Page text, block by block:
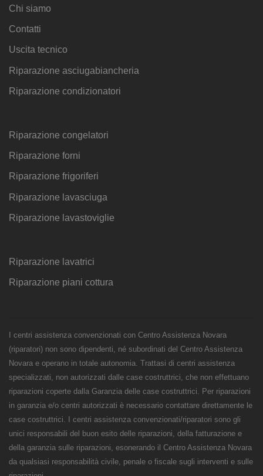
Chi siamo
Contatti
Uscita tecnico
Riparazione asciugabiancheria
Riparazione condizionatori
Riparazione congelatori
Riparazione forni
Riparazione frigoriferi
Riparazione lavasciuga
Riparazione lavastoviglie
Riparazione lavatrici
Riparazione piani cottura
I centri assistenza convenzionati con Centro Assistenza Novara
(riparatori) non sono dipendenti, né subordinati del Centro Assistenza
Novara e operano in totale autonomia. Trattasi di centri assistenza
specializzati, non autorizzati dalle case costruttrici, che non effettuano
riparazioni coperte dalla Garanzia delle case costruttrici. Per riparazioni
in garanzia e/o centri autorizzati è necessario contattare direttamente le
case costruttrici. I centri assistenza convenzionati/riparatori sono gli
unici responsabili del buon esito delle riparazioni, della fatturazione e
della garanzia sulle riparazioni, esonerando il Centro Assistenza Novara
da qualsiasi responsabilità civile, penale o fiscale sugli interventi e sulle